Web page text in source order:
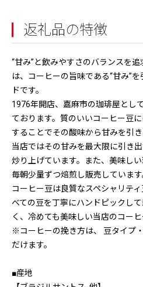
返礼品の特徴
“甘み”と飲みやすさのバランスを追
は、コーヒーの旨味である“甘み”
ドです。
1976年開店、嘉麻市の珈琲屋とし
ております。質のいいコーヒー豆
することでその酸味から甘みを引き
当店ではその甘みを最大限に引き
炒り上げています。また、美味し
毎朝少量ずつ焙煎し販売しています
コーヒー豆は良質なスペシャリテ
べての豆を丁寧にハンドピックし
く、冷めても美味しい当店のコーヒ
※コーヒーの挽き方は、 豆タイプ
だけます。
■産地